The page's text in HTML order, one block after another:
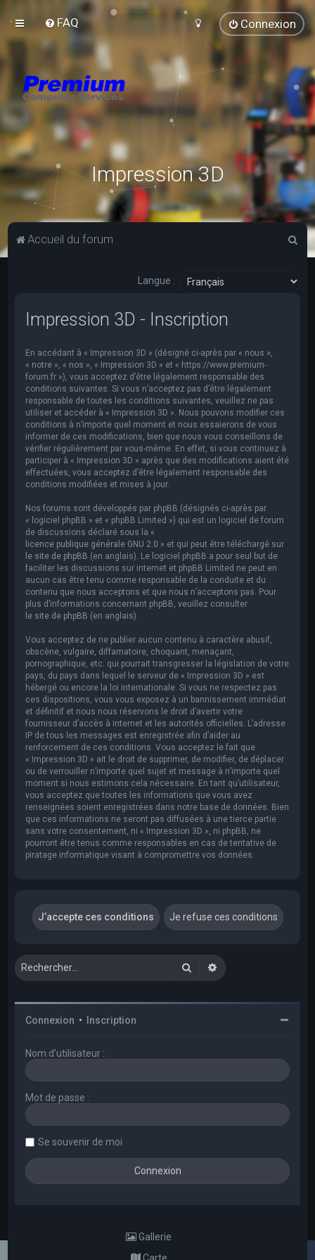
FAQ Connexion
Impression 3D
Accueil du forum
Langue :
Impression 3D - Inscription
En accédant à « Impression 3D » (désigné ci-après par « nous »,
« notre », « nos », « Impression 3D » et « https://www.premium-
forum.fr »), vous acceptez d’être légalement responsable des
conditions suivantes. Si vous n’acceptez pas d’être légalement
responsable de toutes les conditions suivantes, veuillez ne pas
utiliser et accéder à « Impression 3D ». Nous pouvons modifier ces
conditions à n’importe quel moment et nous essaierons de vous
informer de ces modifications, bien que nous vous conseillons de
vérifier régulièrement par vous-même. En effet, si vous continuez à
participer à « Impression 3D » après que des modifications aient été
effectuées, vous acceptez d’être légalement responsable des
conditions modifiées et mises à jour.
Nos forums sont développés par phpBB (désignés ci-après par
« logiciel phpBB » et « phpBB Limited ») qui est un logiciel de forum
de discussions déclaré sous la «
licence publique générale GNU 2.0 » et qui peut être téléchargé sur
le site de phpBB (en anglais). Le logiciel phpBB a pour seul but de
faciliter les discussions sur internet et phpBB Limited ne peut en
aucun cas être tenu comme responsable de la conduite et du
contenu que nous acceptons et que nous n’acceptons pas. Pour
plus d’informations concernant phpBB, veuillez consulter
le site de phpBB (en anglais).
Vous acceptez de ne publier aucun contenu à caractère abusif,
obscène, vulgaire, diffamatoire, choquant, menaçant,
pornographique, etc. qui pourrait transgresser la législation de votre
pays, du pays dans lequel le serveur de « Impression 3D » est
hébergé ou encore la loi internationale. Si vous ne respectez pas
ces dispositions, vous vous exposez à un bannissement immédiat
et définitif et nous nous réservons le droit d’avertir votre
fournisseur d’accès à internet et les autorités officielles. L’adresse
IP de tous les messages est enregistrée afin d’aider au
renforcement de ces conditions. Vous acceptez le fait que
« Impression 3D » ait le droit de supprimer, de modifier, de déplacer
ou de verrouiller n’importe quel sujet et message à n’importe quel
moment si nous estimons cela nécessaire. En tant qu’utilisateur,
vous acceptez que toutes les informations que vous avez
renseignées soient enregistrées dans notre base de données. Bien
que ces informations ne seront pas diffusées à une tierce partie
sans votre consentement, ni « Impression 3D », ni phpBB, ne
pourront être tenus comme responsables en cas de tentative de
piratage informatique visant à compromettre vos données.
RechercherRecherche avancée
Connexion • Inscription
Nom d’utilisateur :
Mot de passe :
Se souvenir de moi
Gallerie
Carte